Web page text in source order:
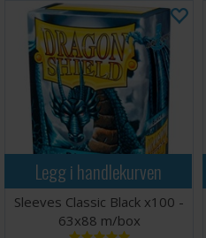
Legg i handlekurven
Sleeves Classic Black x100 -
63x88 m/box